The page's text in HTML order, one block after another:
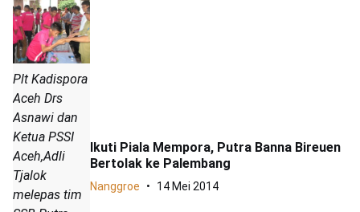
Plt Kadispora
Aceh Drs
Asnawi dan
Ketua PSSI
Aceh,Adli
Tjalok
melepas tim
Ikuti Piala Mempora, Putra Banna Bireuen
Bertolak ke Palembang
Nanggroe 14 Mei 2014